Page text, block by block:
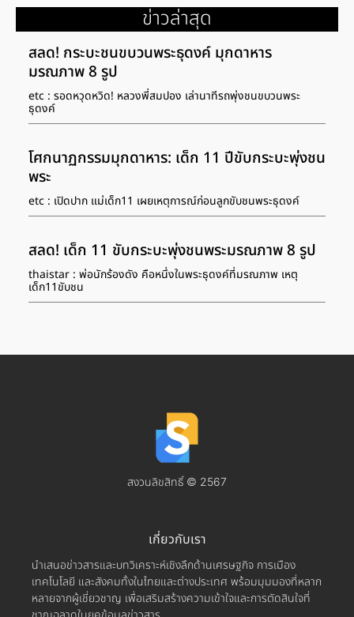
ข่าวล่าสุด
สลด! กระบะชนขบวนพระธุดงค์ มุกดาหาร
มรณภาพ 8 รูป
etc : รอดหวุดหวิด! หลวงพี่สมปอง เล่านาทีรถพุ่งชนขบวนพระ
ธุดงค์
โศกนาฏกรรมมุกดาหาร: เด็ก 11 ปีขับกระบะพุ่งชน
พระ
etc : เปิดปาก แม่เด็ก11 เผยเหตุการณ์ก่อนลูกขับชนพระธุดงค์
สลด! เด็ก 11 ขับกระบะพุ่งชนพระมรณภาพ 8 รูป
thaistar : พ่อนักร้องดัง คือหนึ่งในพระธุดงค์ที่มรณภาพ เหตุ
เด็ก11ขับชน
สงวนลิขสิทธิ์ © 2567
เกี่ยวกับเรา
นำเสนอข่าวสารและบทวิเคราะห์เชิงลึกด้านเศรษฐกิจ การเมือง
เทคโนโลยี และสังคมทั้งในไทยและต่างประเทศ พร้อมมุมมองที่หลาก
หลายจากผู้เชี่ยวชาญ เพื่อเสริมสร้างความเข้าใจและการตัดสินใจที่
ชาญฉลาดในยุคข้อมูลข่าวสาร